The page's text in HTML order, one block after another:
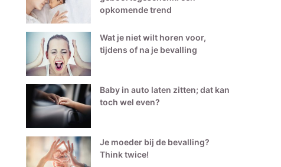
opkomende trend
Wat je niet wilt horen voor,
tijdens of na je bevalling
Baby in auto laten zitten; dat kan
toch wel even?
Je moeder bij de bevalling?
Think twice!